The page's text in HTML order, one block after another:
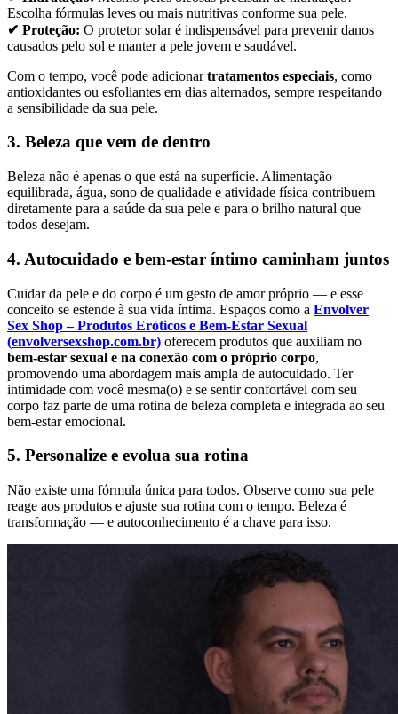
Escolha fórmulas leves ou mais nutritivas conforme sua pele.
✔ Proteção: O protetor solar é indispensável para prevenir danos
causados pelo sol e manter a pele jovem e saudável.
Com o tempo, você pode adicionartratamentos especiais, como
antioxidantes ou esfoliantes em dias alternados, sempre respeitando
a sensibilidade da sua pele.
3. Beleza que vem de dentro
Beleza não é apenas o que está na superfície. Alimentação
equilibrada, água, sono de qualidade e atividade física contribuem
diretamente para a saúde da sua pele e para o brilho natural que
todos desejam.
4. Autocuidado e bem-estar íntimo caminham juntos
Cuidar da pele e do corpo é um gesto de amor próprio — e esse
conceito se estende à sua vida íntima. Espaços como a Envolver
Sex Shop – Produtos Eróticos e Bem‑Estar Sexual
(envolversexshop.com.br) oferecem produtos que auxiliam no
bem-estar sexual e na conexão com o próprio corpo,
promovendo uma abordagem mais ampla de autocuidado. Ter
intimidade com você mesma(o) e se sentir confortável com seu
corpo faz parte de uma rotina de beleza completa e integrada ao seu
bem-estar emocional.
5. Personalize e evolua sua rotina
Não existe uma fórmula única para todos. Observe como sua pele
reage aos produtos e ajuste sua rotina com o tempo. Beleza é
transformação — e autoconhecimento é a chave para isso.